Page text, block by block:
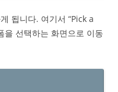
됩니다. 여기서 “Pick a
선택하는 화면으로 이동